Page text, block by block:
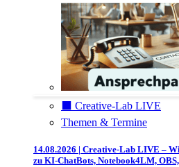
⬛️ Creative-Lab LIVE
Themen & Termine
14.08.2026 | Creative-Lab LIVE –
zu KI-ChatBots, Notebook4LM,